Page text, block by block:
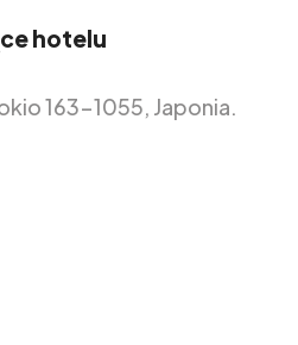
hotelu
163-1055, Japonia.